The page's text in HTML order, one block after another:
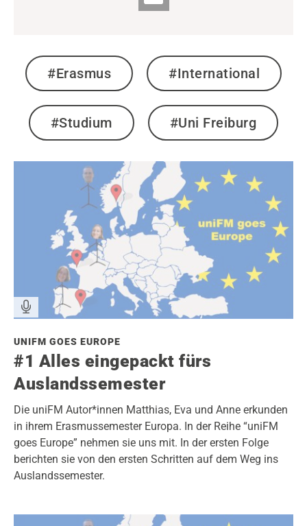
#Erasmus #International
#Studium #Uni Freiburg
UNIFM GOES EUROPE
#1 Alles eingepackt fürs
Auslandssemester
Die uniFM Autor*innen Matthias, Eva und Anne erkunden
in ihrem Erasmussemester Europa. In der Reihe “uniFM
goes Europe” nehmen sie uns mit. In der ersten Folge
berichten sie von den ersten Schritten auf dem Weg ins
Auslandssemester.